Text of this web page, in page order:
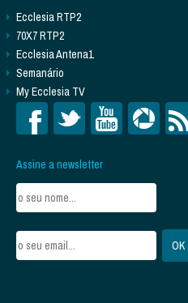
Ecclesia RTP2
70X7 RTP2
Ecclesia Antena1
Semanário
My Ecclesia TV
Assine a newsletter